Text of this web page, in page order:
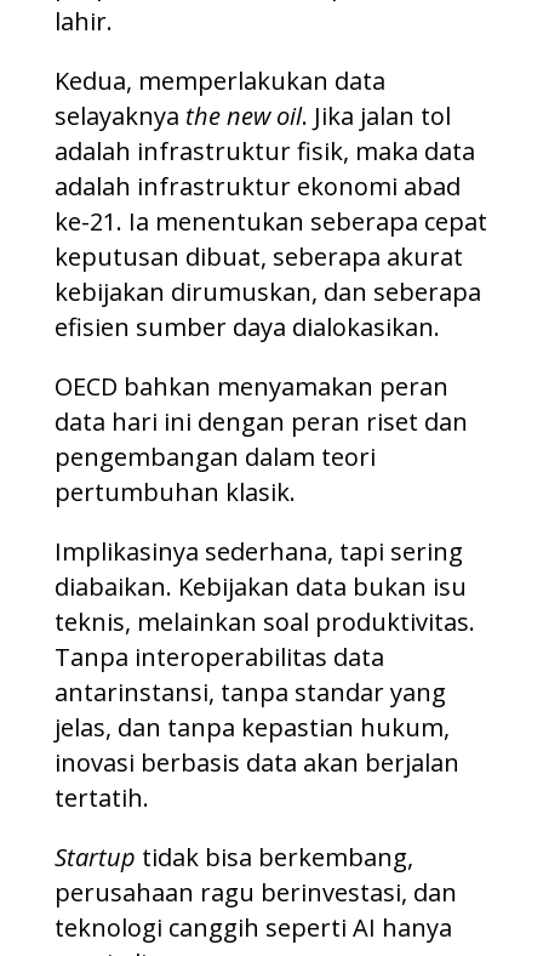
lahir.
Kedua, memperlakukan data
selayaknya the new oil. Jika jalan tol
adalah infrastruktur fisik, maka data
adalah infrastruktur ekonomi abad
ke-21. Ia menentukan seberapa cepat
keputusan dibuat, seberapa akurat
kebijakan dirumuskan, dan seberapa
efisien sumber daya dialokasikan.
OECD bahkan menyamakan peran
data hari ini dengan peran riset dan
pengembangan dalam teori
pertumbuhan klasik.
Implikasinya sederhana, tapi sering
diabaikan. Kebijakan data bukan isu
teknis, melainkan soal produktivitas.
Tanpa interoperabilitas data
antarinstansi, tanpa standar yang
jelas, dan tanpa kepastian hukum,
inovasi berbasis data akan berjalan
tertatih.
Startup tidak bisa berkembang,
perusahaan ragu berinvestasi, dan
teknologi canggih seperti AI hanya